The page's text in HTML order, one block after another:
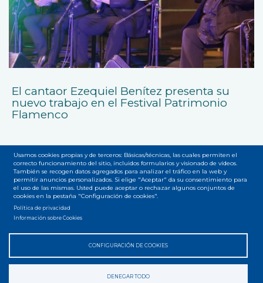
El cantaor Ezequiel Benítez presenta su
nuevo trabajo en el Festival Patrimonio
Flamenco
Menú
del
Accesibilidad Privacidad Legal Cookies
Usamos cookies propias y de terceros: Básicas/técnicas, las cuales permiten el
correcto funcionamiento del sitio, incluidos formularios y visionado de vídeos.
También se recogen datos agregados para analizar el tráfico en la web y
permitir anuncios personalizados. Si elige "Aceptar" da su consentimiento para
el uso de las mismas. Usted puede aceptar o rechazar algunos conjuntos de
cookies en la pestaña "Configuración de cookies".
Política de privacidad
Información sobre Cookies
CONFIGURACIÓN DE COOKIES
DENEGAR TODO